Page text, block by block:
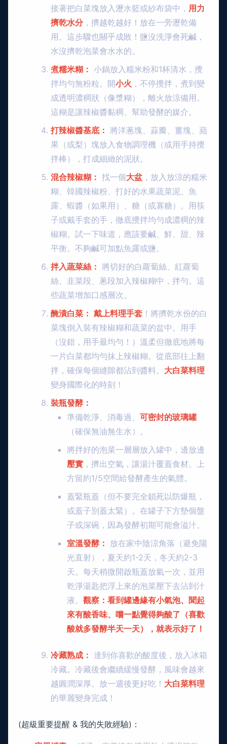
接著把白菜塊放入瀝水籃或紗布袋中， 用力
擠乾水分，擠越乾越好！放在一旁瀝乾備
用。這步驟也關乎成敗！鹽沒洗淨會死鹹，
水沒擠乾泡菜會水水的。
煮糯米糊： 小鍋放入糯米粉和1杯清水，攪
拌均勻無粉粒。開小火 ，不停攪拌，煮到變
成透明濃稠狀（像漿糊），離火放涼備用。
這糊是讓辣椒醬黏稠、幫助發酵的媒介。
打辣椒醬基底： 將洋蔥塊、蒜瓣、薑塊、蘋
果（或梨）塊放入食物調理機（或用手持攪
拌棒），打成細緻的泥狀。
混合辣椒糊： 找一個大盆 ，放入放涼的糯米
糊、韓國辣椒粉、打好的水果蔬菜泥、魚
露、蝦醬（如果用）、糖（或寡糖）。用筷
子或戴手套的手，徹底攪拌均勻成濃稠的辣
椒糊。試一下味道，應該要鹹、鮮、甜、辣
平衡。不夠鹹可加點魚露或鹽。
拌入蔬菜絲： 將切好的白蘿蔔絲、紅蘿蔔
絲、韭菜段、蔥段加入辣椒糊中，拌勻。這
些蔬菜增加口感層次。
醃漬白菜： 戴上料理手套 ！將擠乾水份的白
菜塊倒入裝有辣椒糊和蔬菜的盆中。用手
（沒錯，用手最均勻！）溫柔但徹底地將每
一片白菜都均勻抹上辣椒糊。從底部往上翻
拌，確保每個縫隙都沾到醬料。 大白菜料理
變身國際化的時刻！
裝瓶發酵：
準備乾淨、消毒過、 可密封的玻璃罐
（確保無油無生水）。
將拌好的泡菜一層層放入罐中，邊放邊
壓實 ，擠出空氣，讓湯汁覆蓋食材。上
方留約1/5空間給發酵產生的氣體。
蓋緊瓶蓋（但不要完全鎖死以防爆瓶，
或蓋子別蓋太緊）。在罐子下方墊個盤
子或深碗，因為發酵初期可能會溢汁。
室溫發酵： 放在家中陰涼角落（避免陽
光直射），夏天約1-2天，冬天約2-3
天。每天稍微開啟瓶蓋放氣一次，並用
乾淨湯匙把浮上來的泡菜壓下去沾到汁
液。 觀察：看到罐邊緣有小氣泡、聞起
來有酸香味、嚐一點覺得夠酸了（喜歡
酸就多發酵半天一天），就表示好了！
冷藏熟成： 達到你喜歡的酸度後，放入冰箱
冷藏。冷藏後會繼續緩慢發酵，風味會越來
越圓潤深厚。放一週後更好吃！ 大白菜料理
的華麗變身完成！
(超級重要提醒 & 我的失敗經驗)：